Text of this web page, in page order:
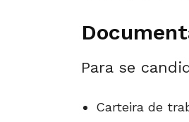
Para se
Carteira de